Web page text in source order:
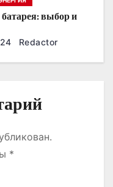
выбор и
Redactor
*